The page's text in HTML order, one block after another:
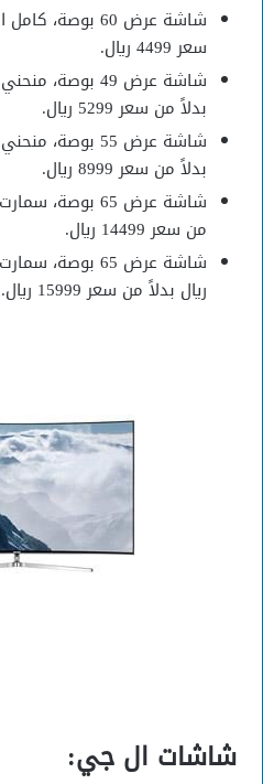
سعر 4499 ريال.
بدلاً من سعر 5299 ريال.
بدلاً من سعر 8999 ريال.
من سعر 14499 ريال.
ريال بدلاً من سعر 15999 ريال.
شاشات ال جي: